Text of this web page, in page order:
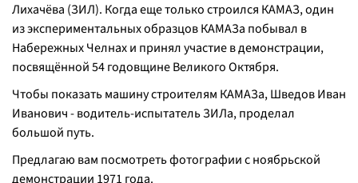
Лихачёва (ЗИЛ). Когда еще только строился КАМАЗ, один
из экспериментальных образцов КАМАЗа побывал в
Набережных Челнах и принял участие в демонстрации,
посвящённой 54 годовщине Великого Октября.
Чтобы показать машину строителям КАМАЗа, Шведов Иван
Иванович - водитель-испытатель ЗИЛа, проделал
большой путь.
Предлагаю вам посмотреть фотографии с ноябрьской
демонстрации 1971 года.